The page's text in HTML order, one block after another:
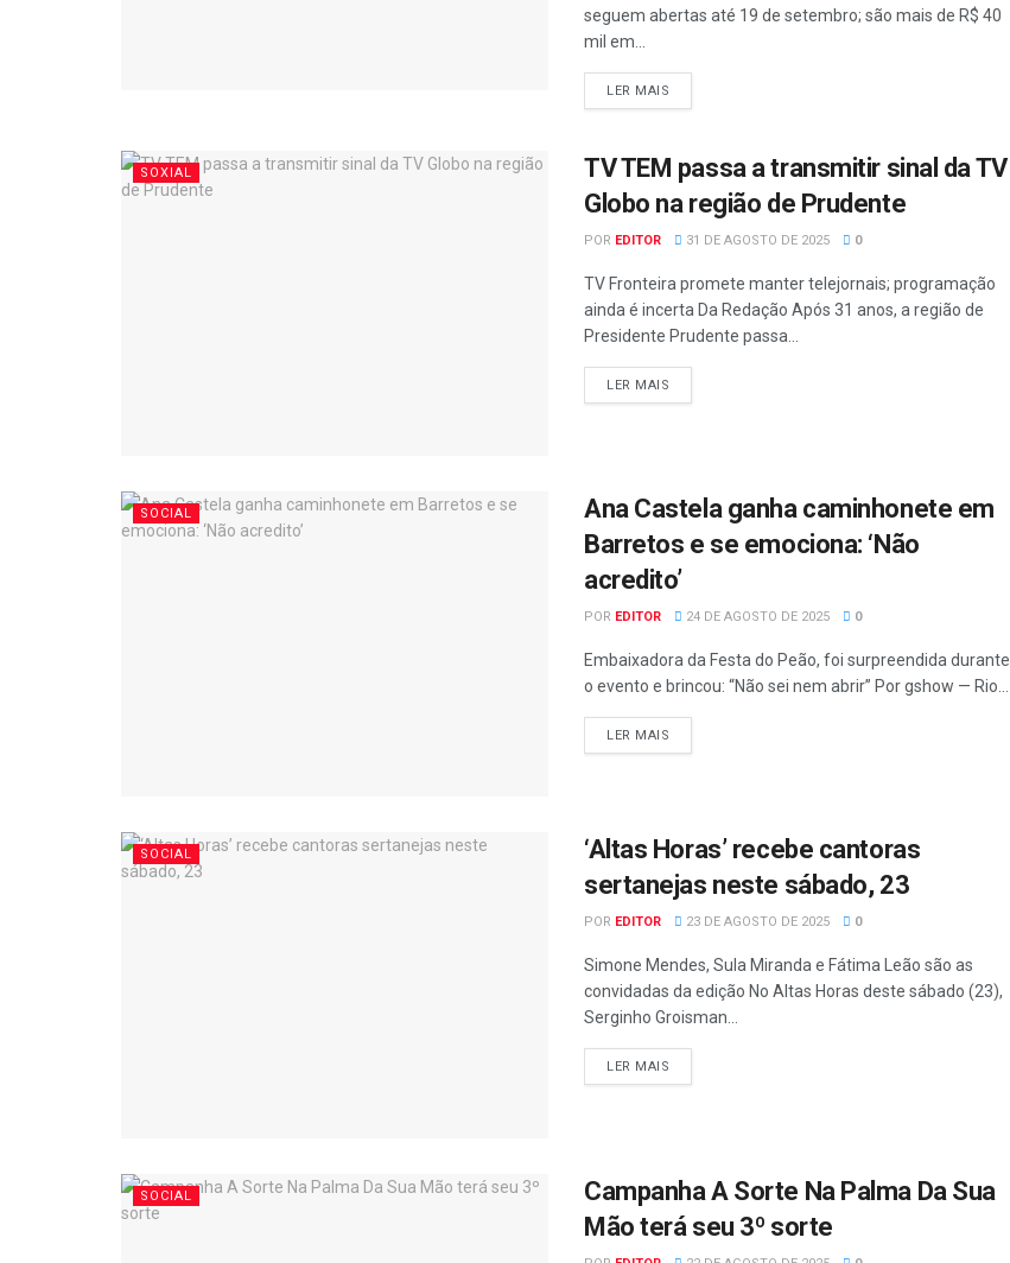
seguem abertas até 19 de setembro; são mais de R$ 40
mil em...
LER MAIS
SOXIAL
TV TEM passa a transmitir sinal da TV
Globo na região de Prudente
POR EDITOR 31 DE AGOSTO DE 2025 0
TV Fronteira promete manter telejornais; programação
ainda é incerta Da Redação Após 31 anos, a região de
Presidente Prudente passa...
LER MAIS
SOCIAL
Ana Castela ganha caminhonete em
Barretos e se emociona: ‘Não
acredito’
POR EDITOR 24 DE AGOSTO DE 2025 0
Embaixadora da Festa do Peão, foi surpreendida durante
o evento e brincou: “Não sei nem abrir” Por gshow — Rio...
LER MAIS
SOCIAL
‘Altas Horas’ recebe cantoras
sertanejas neste sábado, 23
POR EDITOR 23 DE AGOSTO DE 2025 0
Simone Mendes, Sula Miranda e Fátima Leão são as
convidadas da edição No Altas Horas deste sábado (23),
Serginho Groisman...
LER MAIS
SOCIAL
Campanha A Sorte Na Palma Da Sua
Mão terá seu 3º sorte